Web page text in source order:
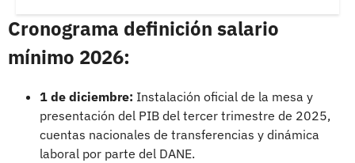
Cronograma definición salario
mínimo 2026:
1 de diciembre: Instalación oficial de la mesa y
presentación del PIB del tercer trimestre de 2025,
cuentas nacionales de transferencias y dinámica
laboral por parte del DANE.